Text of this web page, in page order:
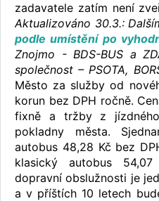
zadavatele zatím není
Aktualizováno 30.3.:
podle umístění po
Znojmo - BDS-BUS a
společnost – PSOTA,
Město za služby od
korun bez DPH ročně.
fixně a tržby z
pokladny města.
autobus 48,28 Kč bez
klasický autobus
dopravní obslužnosti je
a v příštích 10 letech